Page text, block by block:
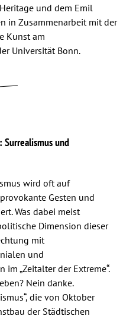
und dem Emil
in Zusammenarbeit mit der
Kunst am
Universität Bonn.
Surrealismus und
wird oft auf
Gesten und
Was dabei meist
Dimension dieser
mit
und
„Zeitalter der Extreme“.
Nein danke.
die von Oktober
der Städtischen